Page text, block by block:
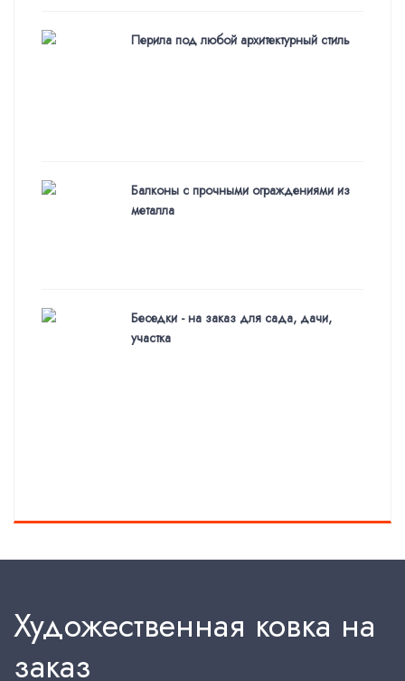
Перила под любой архитектурный стиль
Балконы с прочными ограждениями из
металла
Беседки - на заказ для сада, дачи,
участка
Художественная ковка на
заказ